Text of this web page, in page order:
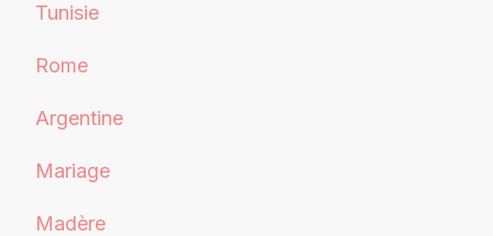
Tunisie
Rome
Argentine
Mariage
Madère